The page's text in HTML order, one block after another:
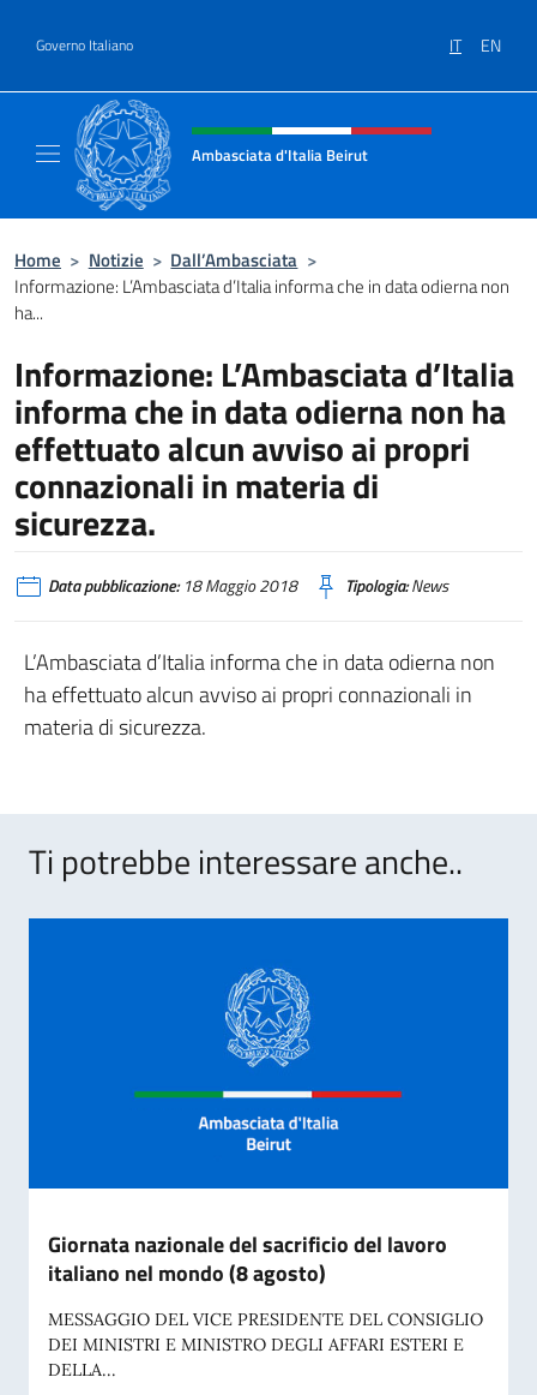
Governo Italiano IT EN
Intestazione sito, social e menù
Ambasciata d'Italia Beirut
Home > Notizie > Dall’Ambasciata >
Informazione: L’Ambasciata d’Italia informa che in data odierna non
ha...
Informazione: L’Ambasciata d’Italia
informa che in data odierna non ha
effettuato alcun avviso ai propri
connazionali in materia di
sicurezza.
Data pubblicazione:18 Maggio 2018 Tipologia:News
L’Ambasciata d’Italia informa che in data odierna non
ha effettuato alcun avviso ai propri connazionali in
materia di sicurezza.
Ti potrebbe interessare anche..
Giornata nazionale del sacrificio del lavoro
italiano nel mondo (8 agosto)
MESSAGGIO DEL VICE PRESIDENTE DEL CONSIGLIO
DEI MINISTRI E MINISTRO DEGLI AFFARI ESTERI E
DELLA...